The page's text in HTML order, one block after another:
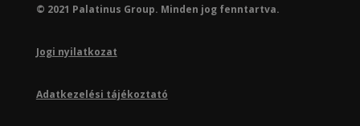
© 2021 Palatinus Group. Minden jog fenntartva.
Jogi nyilatkozat
Adatkezelési tájékoztató